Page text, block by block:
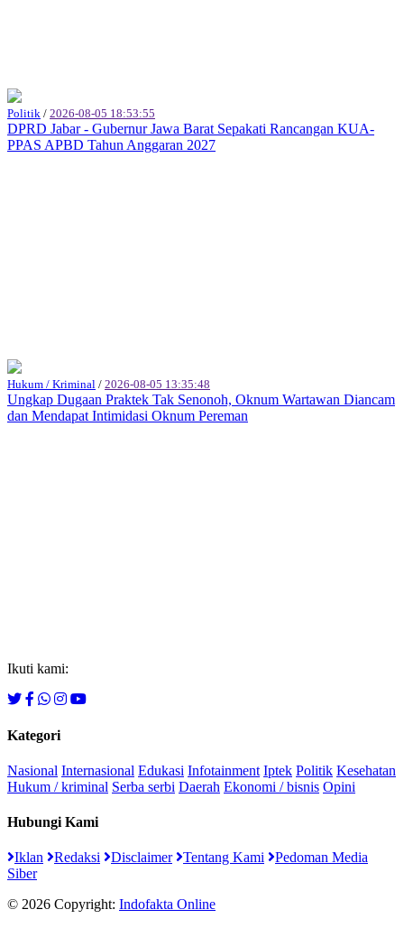
Politik / 2026-08-05 18:53:55
DPRD Jabar - Gubernur Jawa Barat Sepakati Rancangan KUA-
PPAS APBD Tahun Anggaran 2027
Hukum / Kriminal / 2026-08-05 13:35:48
Ungkap Dugaan Praktek Tak Senonoh, Oknum Wartawan Diancam
dan Mendapat Intimidasi Oknum Pereman
Ikuti kami:
Kategori
Nasional Internasional Edukasi Infotainment Iptek Politik Kesehatan
Hukum / kriminal Serba serbi Daerah Ekonomi / bisnis Opini
Hubungi Kami
Iklan Redaksi Disclaimer Tentang Kami
Pedoman Media
Siber
© 2026 Copyright: Indofakta Online